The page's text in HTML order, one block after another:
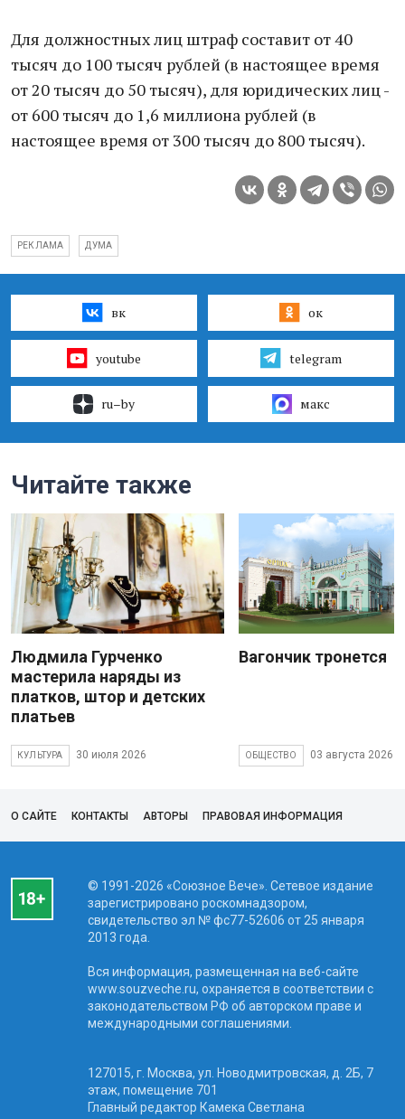
Для должностных лиц штраф составит от 40
тысяч до 100 тысяч рублей (в настоящее время
от 20 тысяч до 50 тысяч), для юридических лиц -
от 600 тысяч до 1,6 миллиона рублей (в
настоящее время от 300 тысяч до 800 тысяч).
РЕКЛАМА ДУМА
вк ок
youtube telegram
ru–by макс
Читайте также
Людмила Гурченко
мастерила наряды из
платков, штор и детских
платьев
КУЛЬТУРА 30 июля 2026
Вагончик тронется
ОБЩЕСТВО 03 августа 2026
О САЙТЕ КОНТАКТЫ АВТОРЫ ПРАВОВАЯ ИНФОРМАЦИЯ
© 1991-2026 «Союзное Вече». Сетевое издание
зарегистрировано роскомнадзором,
свидетельство эл № фc77-52606 от 25 января
2013 года.
Вся информация, размещенная на веб-сайте
www.souzveche.ru, охраняется в соответствии с
законодательством РФ об авторском праве и
международными соглашениями.
127015, г. Москва, ул. Новодмитровская, д. 2Б, 7
этаж, помещение 701
Главный редактор Камека Светлана